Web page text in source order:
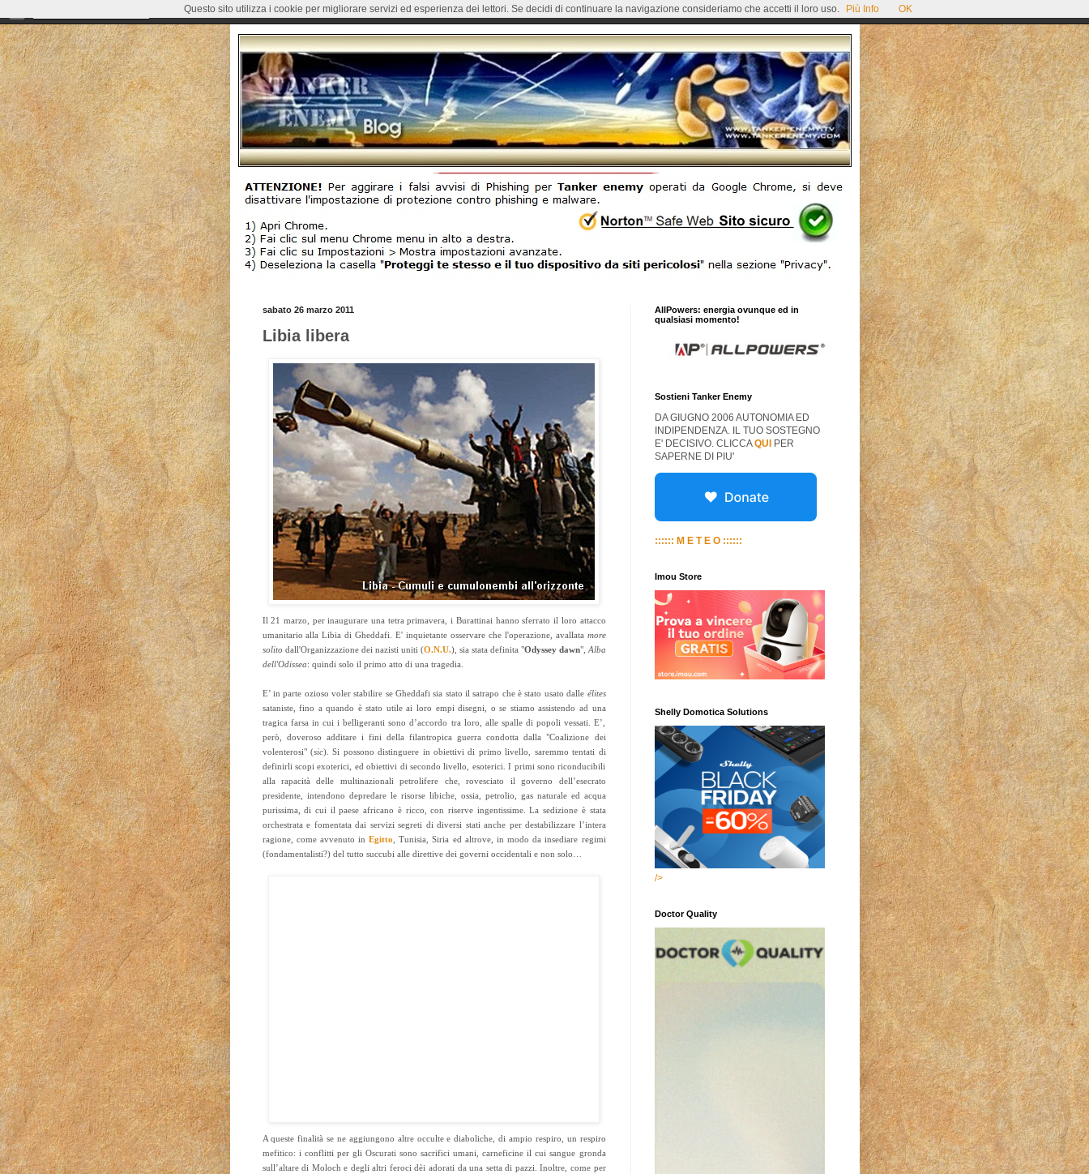
sabato 26 marzo 2011
Libia libera
Il 21 marzo, per inaugurare una tetra primavera, i Burattinai hanno sferrato il loro attacco
umanitario alla Libia di Gheddafi. E' inquietante osservare che l'operazione, avallata more
solito dall'Organizzazione dei nazisti uniti (O.N.U.), sia stata definita "Odyssey dawn", Alba
dell'Odissea: quindi solo il primo atto di una tragedia.
E’ in parte ozioso voler stabilire se Gheddafi sia stato il satrapo che è stato usato dalle élites
sataniste, fino a quando è stato utile ai loro empi disegni, o se stiamo assistendo ad una
tragica farsa in cui i belligeranti sono d’accordo tra loro, alle spalle di popoli vessati. E’,
però, doveroso additare i fini della filantropica guerra condotta dalla "Coalizione dei
volenterosi" (sic). Si possono distinguere in obiettivi di primo livello, saremmo tentati di
definirli scopi exoterici, ed obiettivi di secondo livello, esoterici. I primi sono riconducibili
alla rapacità delle multinazionali petrolifere che, rovesciato il governo dell’esecrato
presidente, intendono depredare le risorse libiche, ossia, petrolio, gas naturale ed acqua
purissima, di cui il paese africano è ricco, con riserve ingentissime. La sedizione è stata
orchestrata e fomentata dai servizi segreti di diversi stati anche per destabilizzare l’intera
ragione, come avvenuto inEgitto , Tunisia, Siria ed altrove, in modo da insediare regimi
(fondamentalisti?) del tutto succubi alle direttive dei governi occidentali e non solo…
A queste finalità se ne aggiungono altre occulte e diaboliche, di ampio respiro, un respiro
mefitico: i conflitti per gli Oscurati sono sacrifici umani, carneficine il cui sangue gronda
sull’altare di Moloch e degli altri feroci dèi adorati da una setta di pazzi. Inoltre, come per
AllPowers: energia ovunque ed in
qualsiasi momento!
Sostieni Tanker Enemy
DA GIUGNO 2006 AUTONOMIA ED
INDIPENDENZA. IL TUO SOSTEGNO
E' DECISIVO. CLICCAQUI
PER
SAPERNE DI PIU'
:::::: M E T E O ::::::
Imou Store
Shelly Domotica Solutions
/>
Doctor Quality
Questo sito utilizza i cookie per migliorare servizi ed esperienza dei lettori. Se decidi di continuare la navigazione consideriamo che accetti il loro uso. Più Info OK